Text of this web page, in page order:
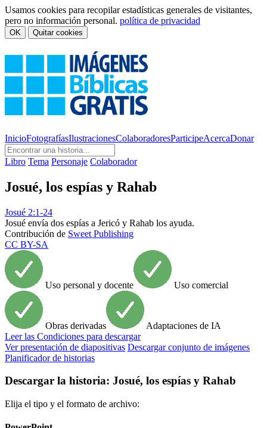
Usamos cookies para recopilar estadísticas generales de visitantes,
pero no información personal. política de privacidad
OK Quitar cookies
InicioFotografíasIlustracionesColaboradoresParticipeAcercaDonar
Libro Tema Personaje Colaborador
Josué, los espías y Rahab
Josué 2:1-24
Josué envía dos espías a Jericó y Rahab los ayuda.
Contribución de Sweet Publishing
CC BY-SA
Uso personal y docente Uso comercial
Obras derivadas
Adaptaciones de IA
Leerlas Condiciones para descargar
Ver presentación de diapositivas Descargar conjunto de imágenes
Planificador de historias
Descargar la historia: Josué, los espías y Rahab
Elija el tipo y el formato de archivo: